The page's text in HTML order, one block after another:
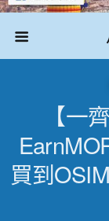
【一
買到